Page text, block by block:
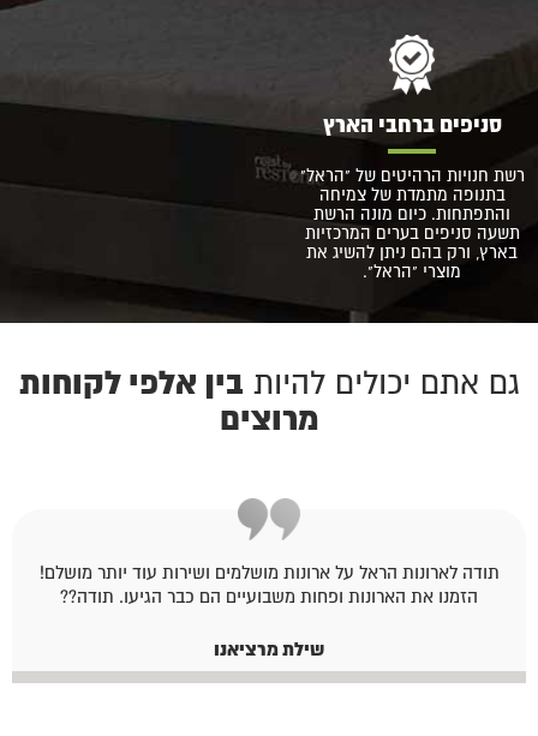
סניפים ברחבי הארץ
רשת חנויות הרהיטים של "הראל"
בתנופה מתמדת של צמיחה
והתפתחות. כיום מונה הרשת
תשעה סניפים בערים המרכזיות
בארץ, ורק בהם ניתן להשיג את
מוצרי "הראל".
גם אתם יכולים להיות בין אלפי לקוחות
מרוצים
תודה לארונות הראל על ארונות מושלמים ושירות עוד יותר מושלם!
הזמנו את הארונות ופחות משבועיים הם כבר הגיעו. תודה??
שילת מרציאנו